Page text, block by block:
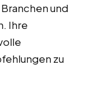
und
Ihre
zu